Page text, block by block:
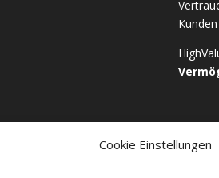
Cookie Einstellungen